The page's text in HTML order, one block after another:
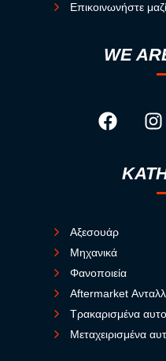
Επικοινωνήστε
WE
Αξεσουάρ
Μηχανικά
Φανοποιεία
Aftermarket
Τρακαρισμένα
Μεταχειρισμένα